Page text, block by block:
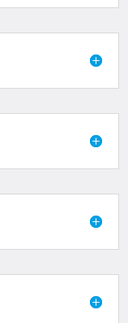



